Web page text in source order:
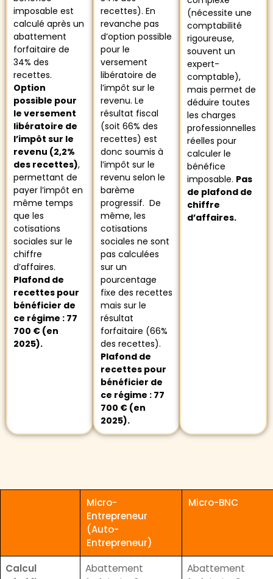
imposable est
calculé après un
abattement
forfaitaire de
34% des
recettes.
Option
possible pour
le versement
libératoire de
l’impôt sur le
revenu (2,2%
des recettes),
permettant de
payer l’impôt en
même temps
que les
cotisations
sociales sur le
chiffre
d’affaires.
Plafond de
recettes pour
bénéficier de
ce régime : 77
700 € (en
2025).
recettes). En
revanche pas
d’option possible
pour le
versement
libératoire de
l’impôt sur le
revenu. Le
résultat fiscal
(soit 66% des
recettes) est
donc soumis à
l’impôt sur le
revenu selon le
barème
progressif. De
même, les
cotisations
sociales ne sont
pas calculées
sur un
pourcentage
fixe des recettes
mais sur le
résultat
forfaitaire (66%
des recettes).
Plafond de
recettes pour
bénéficier de
ce régime : 77
700 € (en
2025).
(nécessite une
comptabilité
rigoureuse,
souvent un
expert-
comptable),
mais permet de
déduire toutes
les charges
professionnelles
réelles pour
calculer le
bénéfice
imposable. Pas
de plafond de
chiffre
d’affaires.
Micro-
Entrepreneur
(Auto-
Entrepreneur)
Micro-BNC
Calcul
Abattement
Abattement